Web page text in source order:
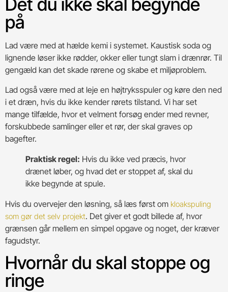
Det du ikke skal begynde
på
Lad være med at hælde kemi i systemet. Kaustisk soda og
lignende løser ikke rødder, okker eller tungt slam i drænrør. Til
gengæld kan det skade rørene og skabe et miljøproblem.
Lad også være med at leje en højtryksspuler og køre den ned
i et dræn, hvis du ikke kender rørets tilstand. Vi har set
mange tilfælde, hvor et velment forsøg ender med revner,
forskubbede samlinger eller et rør, der skal graves op
bagefter.
Praktisk regel: Hvis du ikke ved præcis, hvor
drænet løber, og hvad det er stoppet af, skal du
ikke begynde at spule.
Hvis du overvejer den løsning, så læs først om kloakspuling
som gør det selv projekt. Det giver et godt billede af, hvor
grænsen går mellem en simpel opgave og noget, der kræver
fagudstyr.
Hvornår du skal stoppe og
ringe